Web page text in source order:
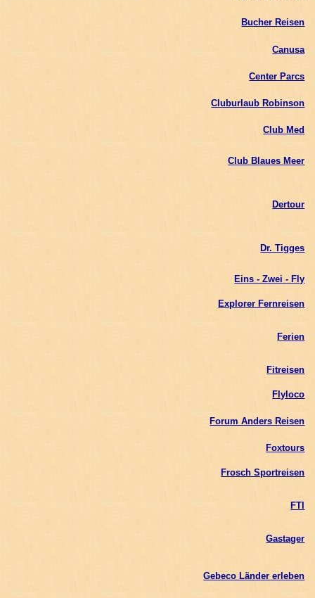
Bucher Reisen
Canusa
Center Parcs
Cluburlaub Robinson
Club Med
Club Blaues Meer
Dertour
Dr. Tigges
Eins - Zwei - Fly
Explorer Fernreisen
Ferien
Fitreisen
Flyloco
Forum Anders Reisen
Foxtours
Frosch Sportreisen
FTI
Gastager
Gebeco Länder erleben